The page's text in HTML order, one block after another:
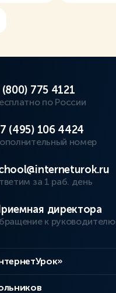
(800) 775 4121
по России
(495) 106 4424
номер
за 1 раб. день
директора
к руководителю